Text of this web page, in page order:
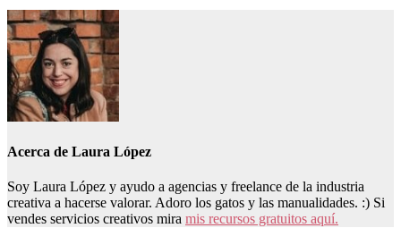
Acerca de Laura López
Soy Laura López y ayudo a agencias y freelance de la industria
creativa a hacerse valorar. Adoro los gatos y las manualidades. :) Si
vendes servicios creativos mira mis recursos gratuitos aquí.